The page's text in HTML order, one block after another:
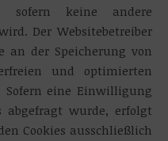
sofern keine andere
Der Websitebetreiber
an der Speicherung von
und optimierten
Sofern eine Einwilligung
abgefragt wurde, erfolgt
Cookies ausschließlich